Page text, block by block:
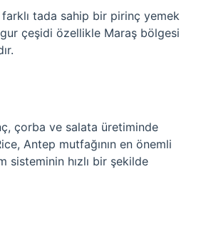
tada sahip bir pirinç yemek
çeşidi özellikle Maraş bölgesi
çorba ve salata üretiminde
Antep mutfağının en önemli
hızlı bir şekilde